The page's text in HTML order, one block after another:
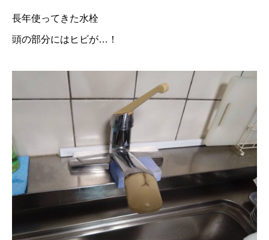
長年使ってきた水栓
頭の部分にはヒビが…！